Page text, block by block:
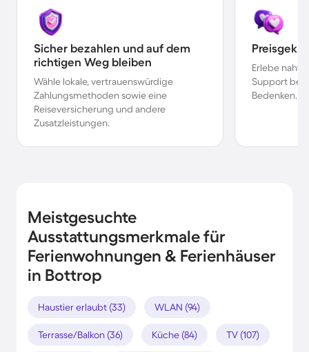
Sicher bezahlen und auf dem
richtigen Weg bleiben
Wähle lokale, vertrauenswürdige
Zahlungsmethoden sowie eine
Reiseversicherung und andere
Zusatzleistungen.
Erlebe
Support bei
Bedenken.
Meistgesuchte
Ausstattungsmerkmale für
Ferienwohnungen & Ferienhäuser
in Bottrop
Haustier erlaubt (33) WLAN (94)
Terrasse/Balkon (36) Küche (84) TV (107)